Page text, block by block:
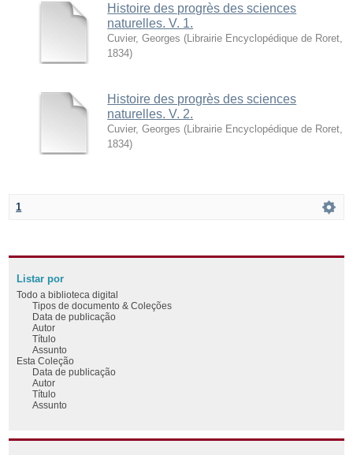
Histoire des progrès des sciences
naturelles. V. 1.
Cuvier, Georges ( Librairie Encyclopédique de Roret
1834)
Histoire des progrès des sciences
naturelles. V. 2.
Cuvier, Georges ( Librairie Encyclopédique de Roret
1834)
1
Listar por
Todo a biblioteca digital
Tipos de documento & Coleções
Data de publicação
Autor
Título
Assunto
Esta Coleção
Data de publicação
Autor
Título
Assunto